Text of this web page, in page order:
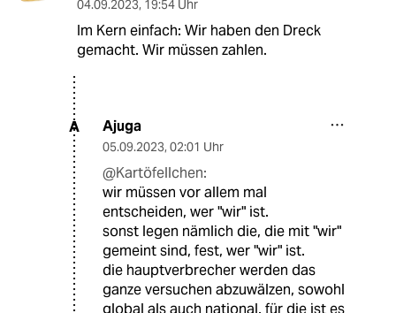
04.09.2023, 19:54 Uhr
Im Kern einfach: Wir haben den Dreck
gemacht. Wir müssen zahlen.
A Ajuga
05.09.2023, 02:01 Uhr
@Kartöfellchen:
wir müssen vor allem mal
entscheiden, wer "wir" ist.
sonst legen nämlich die, die mit "wir"
gemeint sind, fest, wer "wir" ist.
die hauptverbrecher werden das
ganze versuchen abzuwälzen, sowohl